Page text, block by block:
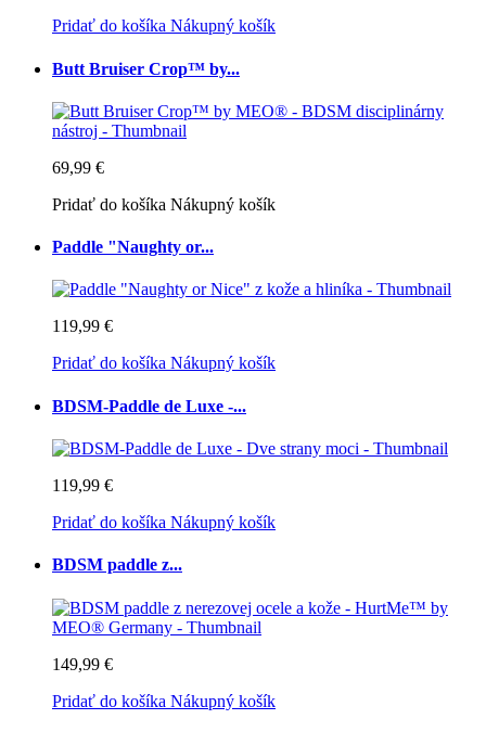
Pridať do košíka Nákupný košík
Butt Bruiser Crop™ by...
69,99 €
Pridať do košíka Nákupný košík
Paddle "Naughty or...
119,99 €
Pridať do košíka Nákupný košík
BDSM-Paddle de Luxe -...
119,99 €
Pridať do košíka Nákupný košík
BDSM paddle z...
149,99 €
Pridať do košíka Nákupný košík